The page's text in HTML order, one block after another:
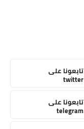
تابعونا على
twitter
تابعونا على
telegram